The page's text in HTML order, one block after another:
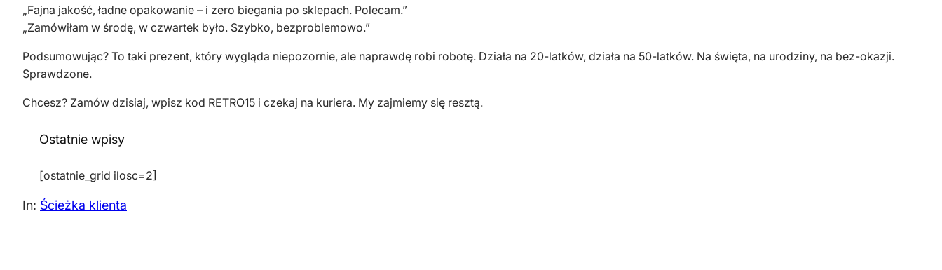
„Fajna jakość, ładne opakowanie – i zero biegania po sklepach. Polecam.”
„Zamówiłam w środę, w czwartek było. Szybko, bezproblemowo.”
‍Podsumowując? To taki prezent, który wygląda niepozornie, ale naprawdę robi robotę. Działa na 20-latków, działa na 50-latków. Na święta, na urodziny, na bez-okazji.
Sprawdzone.
Chcesz? Zamów dzisiaj, wpisz kod RETRO15 i czekaj na kuriera. My zajmiemy się resztą.
Ostatnie wpisy
[ostatnie_grid ilosc=2]
In: Ścieżka klienta